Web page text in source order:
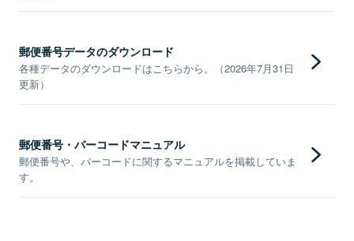
郵便番号データのダウンロード
各種データのダウンロードはこちらから。（2026年7月31日
更新）
郵便番号・バーコードマニュアル
郵便番号や、バーコードに関するマニュアルを掲載していま
す。